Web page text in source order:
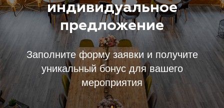
индивидуальное
предложение
Заполните форму заявки и получите
уникальный бонус для вашего
мероприятия